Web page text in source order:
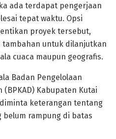
ada terdapat pengerjaan
tepat waktu. Opsi
proyek tersebut,
untuk dilanjutkan
cuaca maupun geografis.
Badan Pengelolaan
(BPKAD) Kabupaten Kutai
keterangan tentang
belum rampung di batas